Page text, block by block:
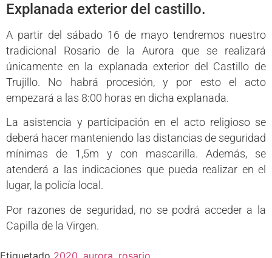
Explanada exterior del castillo.
A partir del sábado 16 de mayo tendremos nuestro
tradicional Rosario de la Aurora que se realizará
únicamente en la explanada exterior del Castillo de
Trujillo. No habrá procesión, y por esto el acto
empezará a las 8:00 horas en dicha explanada.
La asistencia y participación en el acto religioso se
deberá hacer manteniendo las distancias de seguridad
mínimas de 1,5m y con mascarilla. Además, se
atenderá a las indicaciones que pueda realizar en el
lugar, la policía local.
Por razones de seguridad, no se podrá acceder a la
Capilla de la Virgen.